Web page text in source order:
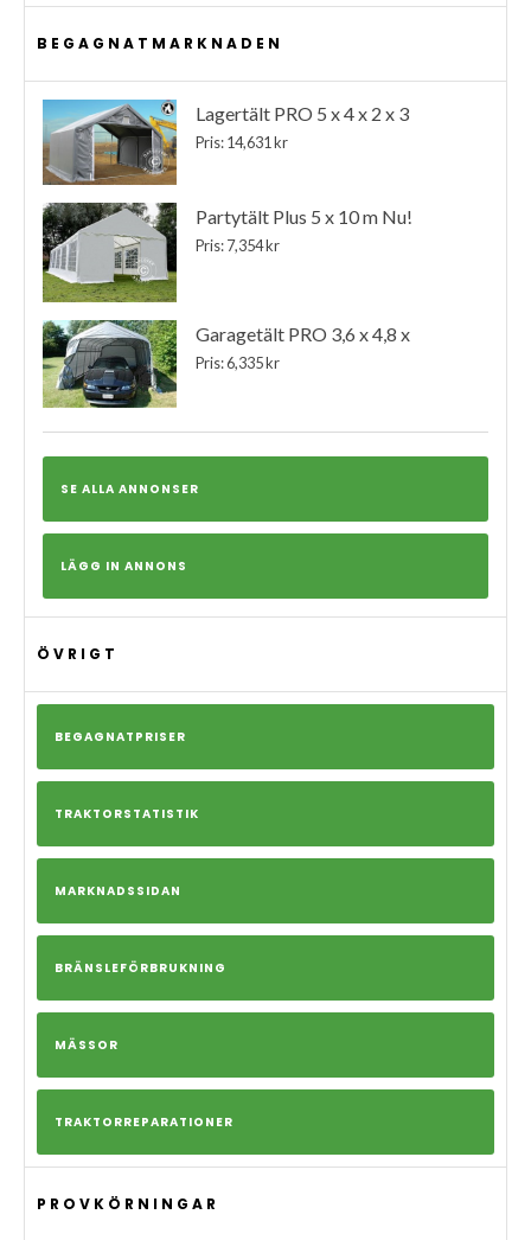
BEGAGNATMARKNADEN
Lagertält PRO 5 x 4 x 2 x 3
Pris: 14,631 kr
Partytält Plus 5 x 10 m Nu!
Pris: 7,354 kr
Garagetält PRO 3,6 x 4,8 x
Pris: 6,335 kr
SE ALLA ANNONSER
LÄGG IN ANNONS
ÖVRIGT
BEGAGNATPRISER
TRAKTORSTATISTIK
MARKNADSSIDAN
BRÄNSLEFÖRBRUKNING
MÄSSOR
TRAKTORREPARATIONER
PROVKÖRNINGAR